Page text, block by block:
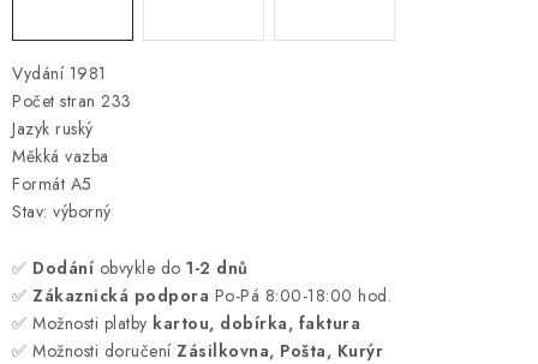
Vydání 1981
Počet stran 233
Jazyk ruský
Měkká vazba
Formát A5
Stav: výborný
✅ Dodání obvykle do 1-2 dnů
✅ Zákaznická podpora Po-Pá 8:00-18:00 hod.
✅ Možnosti platby kartou, dobírka, faktura
✅ Možnosti doručení Zásilkovna, Pošta, Kurýr